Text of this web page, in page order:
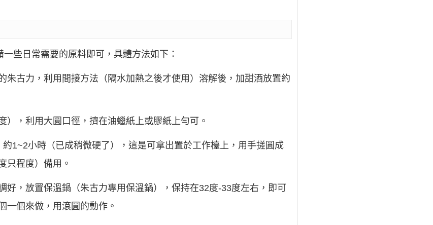
些日常需要的原料即可，具體方法如下：
朱古力，利用間接方法（隔水加熱之後才使用）溶解後，加甜酒放置約
，利用大圓口徑，擠在油蠟紙上或膠紙上勻可。
1~2小時（已成稍微硬了），這是可拿出置於工作檯上，用手搓圓成
只程度）備用。
好，放置保溫鍋（朱古力專用保溫鍋），保持在32度-33度左右，即可
一個來做，用滾圓的動作。